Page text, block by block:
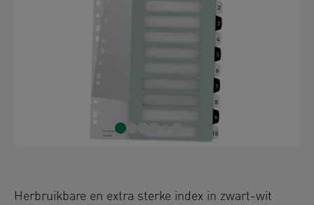
Herbruikbare en extra sterke index in zwart-wit